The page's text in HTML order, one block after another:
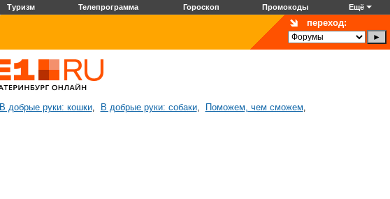
Туризм Телепрограмма Гороскоп Промокоды Ещё
переход:
В добрые руки: кошки, В добрые руки: собаки, Поможем, чем сможем,